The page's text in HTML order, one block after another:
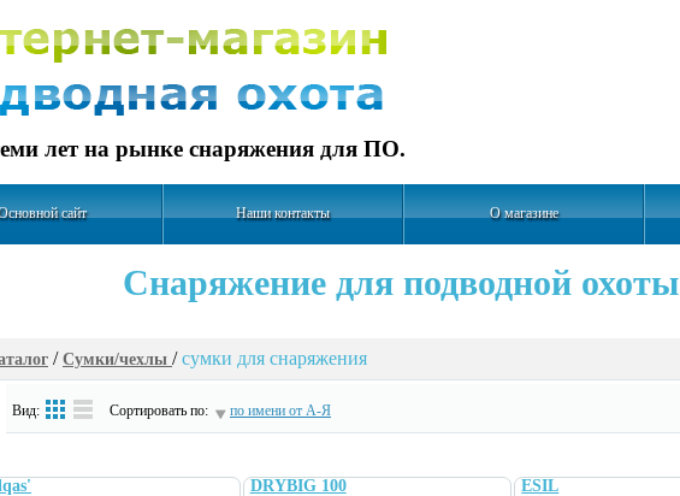
лет на рынке снаряжения для ПО.
сайт Наши контакты О магазине
Cнаряжение для подводной охоты
/ Сумки/чехлы /сумки для снаряжения
Вид: Сортировать по: по имени от А-Я
DRYBIG 100 ESIL